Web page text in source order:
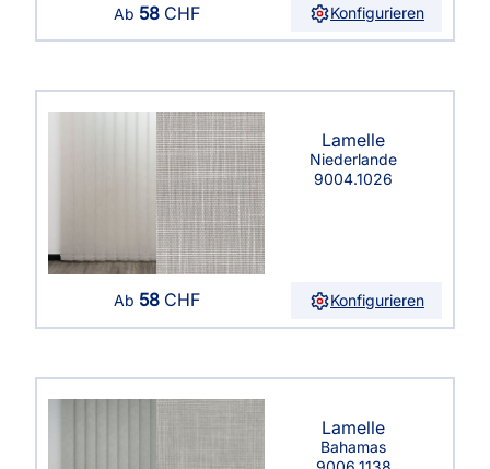
Ab 58CHF Konfigurieren
Lamelle
Niederlande
9004.1026
Ab 58CHF Konfigurieren
Lamelle
Bahamas